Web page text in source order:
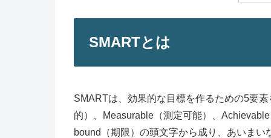
SMARTとは
SMARTは、効果的な目標を作るための5要
的）、Measurable（測定可能）、
bound（期限）の頭文字から成り、あいま